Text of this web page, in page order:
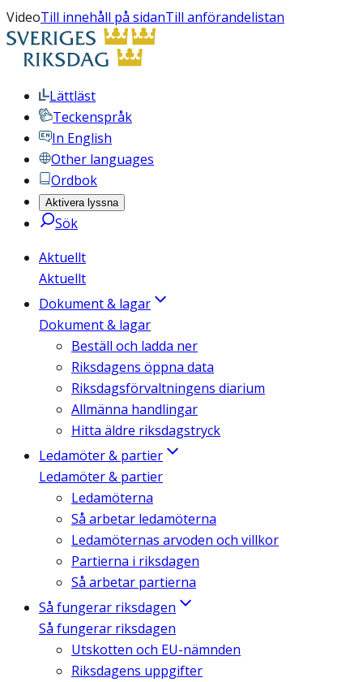
VideoTill innehåll på sidanTill anförandelistan
Lättläst
Teckenspråk
In English
Other languages
Ordbok
Aktivera lyssna
Sök
Aktuellt
Aktuellt
Dokument & lagar
Dokument & lagar
Beställ och ladda ner
Riksdagens öppna data
Riksdagsförvaltningens diarium
Allmänna handlingar
Hitta äldre riksdagstryck
Ledamöter & partier
Ledamöter & partier
Ledamöterna
Så arbetar ledamöterna
Ledamöternas arvoden och villkor
Partierna i riksdagen
Så arbetar partierna
Så fungerar riksdagen
Så fungerar riksdagen
Utskotten och EU-nämnden
Riksdagens uppgifter